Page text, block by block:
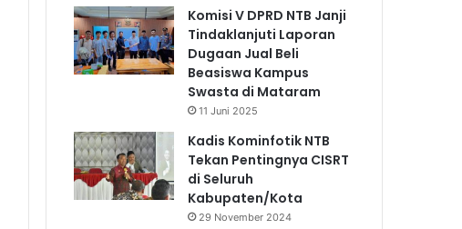
Komisi V DPRD NTB Janji
Tindaklanjuti Laporan
Dugaan Jual Beli
Beasiswa Kampus
Swasta di Mataram
11 Juni 2025
Kadis Kominfotik NTB
Tekan Pentingnya CISRT
di Seluruh
Kabupaten/Kota
29 November 2024